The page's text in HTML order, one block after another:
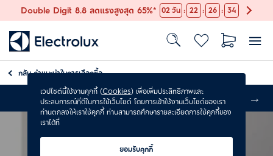
Double Digit 8.8 ลดแรงสูงสุด 65%* 02วัน : 22 : 26 : 32
กลับคำแนะนำในการเลือกซื้อ
ส่งฟรี
เวปไซต์นี้ใช้งานคุกกี้ (Cookies) เพื่อเพิ่มประสิทธิภาพและ
ประสบการณ์ที่ดีในการใช้เว็บไซต์ โดยการเข้าใช้งานเว็บไซต์ของเรา
ท่านตกลงให้เราใช้คุกกี้ ท่านสามารถศึกษารายละเอียดการใช้คุกกี้ของ
เราได้ที่
ยอมรับคุกกี้